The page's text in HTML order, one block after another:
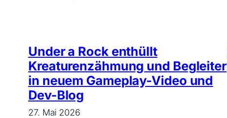
Under a Rock enthüllt
Kreaturenzähmung und Begleiter
in neuem Gameplay-Video und
Dev-Blog
27. Mai 2026